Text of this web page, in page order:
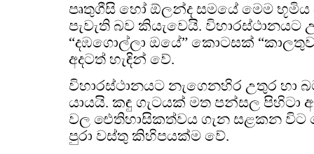
පෘතුගීසි හෝ ඕලන්ද සමයේ මෙම
පැවැති බව කියැවෙයි. විහාරස්ථානයට
“දඹගොල්ලා ඔයේ” කොටසක්
අදටත් හැඳින් වේ.
විහාරස්ථානයට නැගෙනහිර උතුර හා
යායයි. කඳු ගැටයක් මත පන්සල පිහිටා
වල ඓතිහාසිකත්වය ගැන සළකන විට
පුරා වස්තු කිහිපයක්ම වේ.